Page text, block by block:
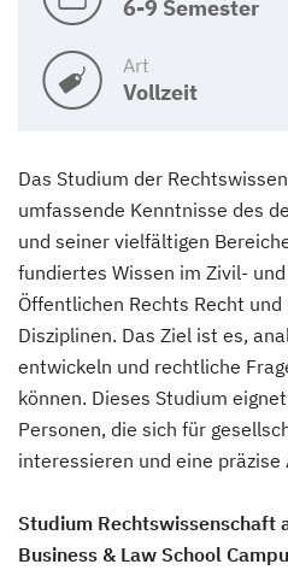
6-9 Semester
Art
Vollzeit
Das Studium der
umfassende Kenntnisse des
und seiner vielfältigen
fundiertes Wissen im Zivil-
Öffentlichen Rechts Recht und
Disziplinen. Das Ziel ist es,
entwickeln und rechtliche
können. Dieses Studium
Personen, die sich für
interessieren und eine
Studium Rechtswissenschaft
Business & Law School